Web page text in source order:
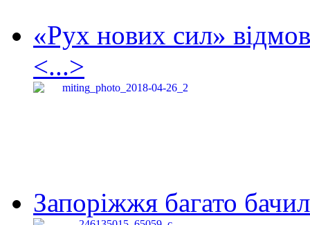
«Рух нових сил»
<...>
Запоріжжя багато